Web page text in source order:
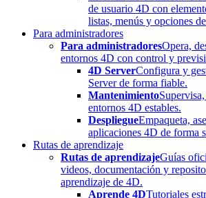
de usuario 4D con
listas, menús y opciones
Para administradores
Para administradoresOpera,
entornos 4D con control y
4D ServerConfigura y
Server de forma fiable.
Mantenimiento
entornos 4D estables.
DespliegueEmpaqueta,
aplicaciones 4D de forma
Rutas de aprendizaje
Rutas de aprendizajeGuías
videos, documentación y
aprendizaje de 4D.
Aprende 4DTutoriales